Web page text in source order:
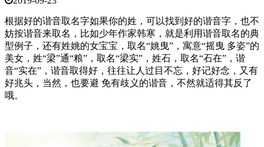
根据好的谐音取名字如果你的姓，可以找到好的谐音字，也不
妨按谐音来取名，比如少年作家韩寒，就是利用谐音取名的典
型例子，还有姓姚的女宝宝，取名“姚曳”，寓意“摇曳 多姿”的
美女，姓“梁”通“粮”，取名“梁实”，姓石，取名“石在”，谐
音“实在”，谐音取得好，往往让人过目不忘，好记好念，又有
好兆头，当然，也要避 免有歧义的谐音，不然就适得其反了
哦。